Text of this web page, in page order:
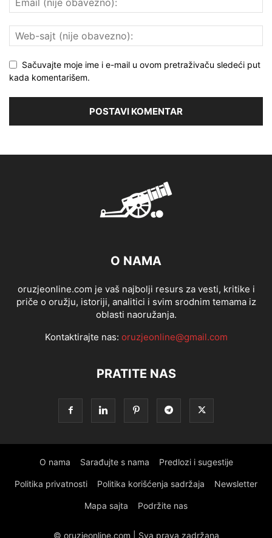
Sačuvajte moje ime i e-mail u ovom pretraživaču sledeći put
kada komentarišem.
O NAMA
oruzjeonline.com je vaš najbolji resurs za vesti, kritike i
priče o oružju, istoriji, analitici i svim srodnim temama iz
oblasti naoružanja.
Kontaktirajte nas: oruzjeonline@gmail.com
PRATITE NAS
O nama Sarađujte s nama Predlozi i sugestije
Politika privatnosti Politika korišćenja sadržaja Newsletter
Mapa sajta Podržite nas
© oruzjeonline.com | Sva prava zadržana